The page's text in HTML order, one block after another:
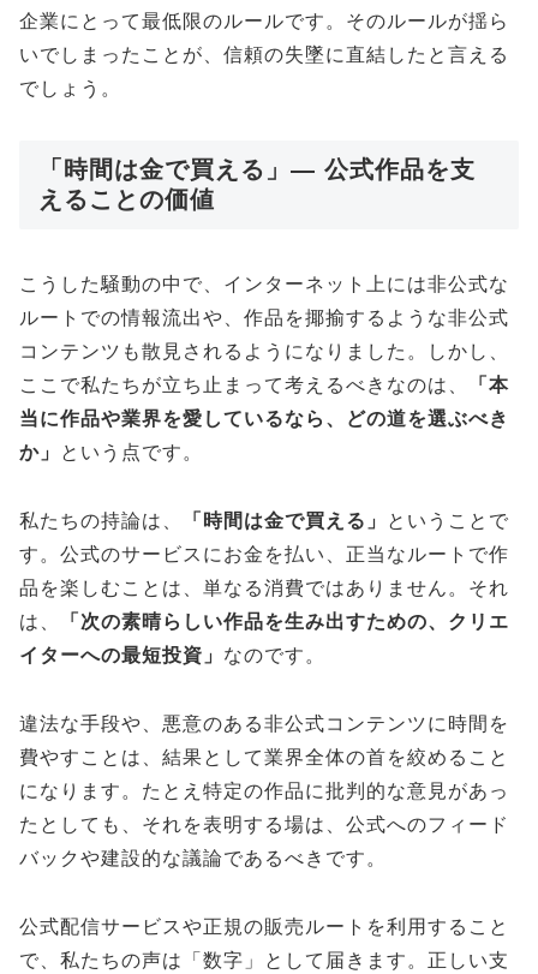
企業にとって最低限のルールです。そのルールが揺ら
いでしまったことが、信頼の失墜に直結したと言える
でしょう。
「時間は金で買える」— 公式作品を支
えることの価値
こうした騒動の中で、インターネット上には非公式な
ルートでの情報流出や、作品を揶揄するような非公式
コンテンツも散見されるようになりました。しかし、
ここで私たちが立ち止まって考えるべきなのは、
「本
当に作品や業界を愛しているなら、どの道を選ぶべき
か」
という点です。
私たちの持論は、 「時間は金で買える」
ということで
す。公式のサービスにお金を払い、正当なルートで作
品を楽しむことは、単なる消費ではありません。それ
は、
「次の素晴らしい作品を生み出すための、クリエ
イターへの最短投資」 なのです。
違法な手段や、悪意のある非公式コンテンツに時間を
費やすことは、結果として業界全体の首を絞めること
になります。たとえ特定の作品に批判的な意見があっ
たとしても、それを表明する場は、公式へのフィード
バックや建設的な議論であるべきです。
公式配信サービスや正規の販売ルートを利用すること
で、私たちの声は「数字」として届きます。正しい支